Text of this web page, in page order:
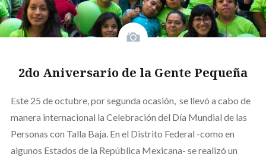
2do Aniversario de la Gente Pequeña
Este 25 de octubre, por segunda ocasión, se llevó a cabo de
manera internacional la Celebración del Día Mundial de las
Personas con Talla Baja. En el Distrito Federal -como en
algunos Estados de la República Mexicana- se realizó un